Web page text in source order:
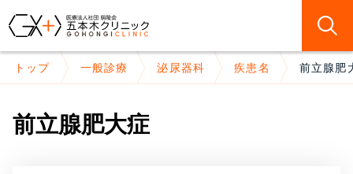
トップ 一般診療 泌尿器科 疾患名 前立腺肥
前立腺肥大症